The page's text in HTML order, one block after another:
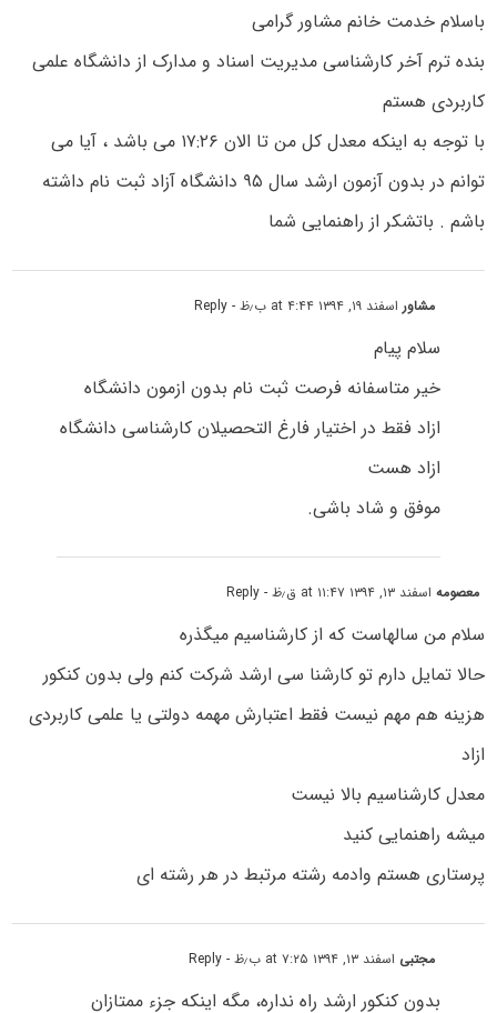
باسلام خدمت خانم مشاور گرامی
بنده ترم آخر کارشناسی مدیریت اسناد و مدارک از دانشگاه علمی
کاربردی هستم
با توجه به اینکه معدل کل من تا الان ۱۷:۲۶ می باشد ، آیا می
توانم در بدون آزمون ارشد سال ۹۵ دانشگاه آزاد ثبت نام داشته
باشم . باتشکر از راهنمایی شما
مشاوراسفند ۱۹, ۱۳۹۴ at ۴:۴۴ ب٫ظ - Reply
سلام پیام
خیر متاسفانه فرصت ثبت نام بدون ازمون دانشگاه
ازاد فقط در اختیار فارغ التحصیلان کارشناسی دانشگاه
ازاد هست
موفق و شاد باشی.
معصومهاسفند ۱۳, ۱۳۹۴ at ۱۱:۴۷ ق٫ظ - Reply
سلام من سالهاست که از کارشناسیم میگذره
حالا تمایل دارم تو کارشنا سی ارشد شرکت کنم ولی بدون کنکور
هزینه هم مهم نیست فقط اعتبارش مهمه دولتی یا علمی کاربردی
ازاد
معدل کارشناسیم بالا نیست
میشه راهنمایی کنید
پرستاری هستم وادمه رشته مرتبط در هر رشته ای
مجتبی اسفند ۱۳, ۱۳۹۴ at ۷:۲۵ ب٫ظ - Reply
بدون کنکور ارشد راه نداره، مگه اینکه جزء ممتازان